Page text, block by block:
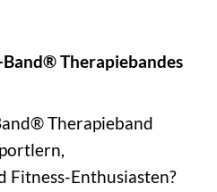
Therapiebandes
Therapieband
Fitness-Enthusiasten?